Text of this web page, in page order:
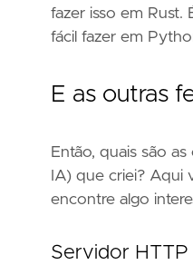
fazer isso em Rust.
fácil fazer em
E as outras
Então, quais são
IA) que criei? Aqui
encontre algo
Servidor HTTP